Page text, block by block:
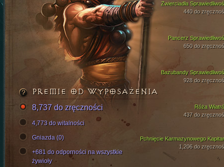
Pancerz
650 do
Bazubandy
928 do
Zwierciadła
440 do
Pchnięcie Karmazynowego
1,206 do
Róża
437 do
PREMIE OD WYPOSAŻENIA
8,737 do zręczności
4,773 do witalności
Gniazda (0)
+681 do odporności na wszystkie
żywioły